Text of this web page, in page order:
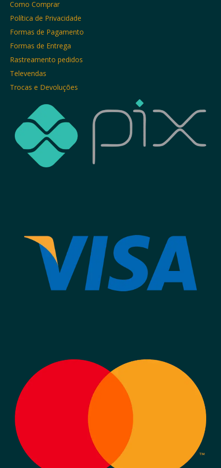
Como Comprar
Política de Privacidade
Formas de Pagamento
Formas de Entrega
Rastreamento pedidos
Televendas
Trocas e Devoluções